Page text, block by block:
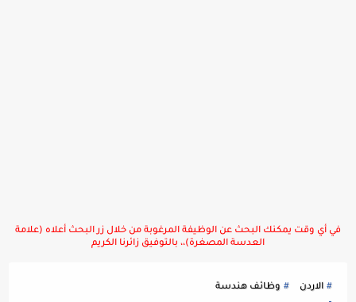
في أي وقت يمكنك البحث عن الوظيفة المرغوبة من خلال زر البحث أعلاه (علامة
العدسة المصغرة)،، بالتوفيق زائرنا الكريم
الاردن وظائف هندسة